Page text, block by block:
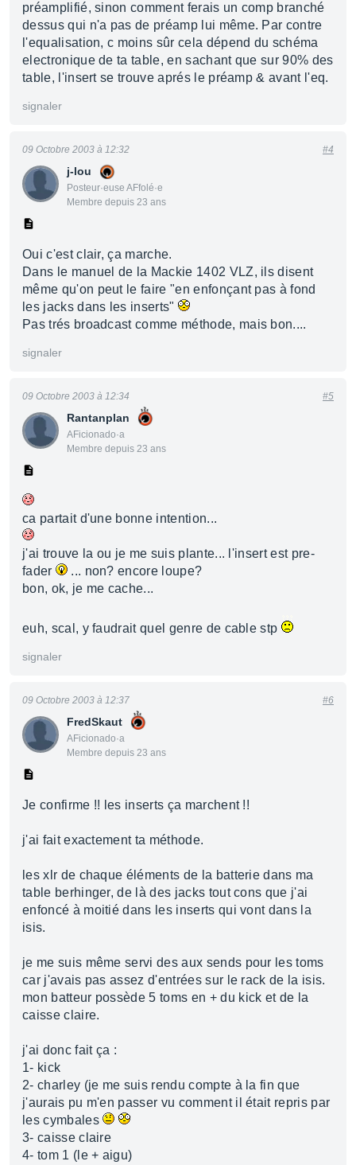
préamplifié, sinon comment ferais un comp branché
dessus qui n'a pas de préamp lui même. Par contre
l'equalisation, c moins sûr cela dépend du schéma
electronique de ta table, en sachant que sur 90% des
table, l'insert se trouve aprés le préamp & avant l'eq.
signaler
j-lou
Posteur·euse AFfolé·e
Membre depuis 23 ans
09 Octobre 2003 à 12:32 #4
Oui c'est clair, ça marche.
Dans le manuel de la Mackie 1402 VLZ, ils disent
même qu'on peut le faire "en enfonçant pas à fond
les jacks dans les inserts"
Pas trés broadcast comme méthode, mais bon....
signaler
Rantanplan
AFicionado·a
Membre depuis 23 ans
09 Octobre 2003 à 12:34 #5
ca partait d'une bonne intention...
j'ai trouve la ou je me suis plante... l'insert est pre-
fader
... non? encore loupe?
bon, ok, je me cache...
euh, scal, y faudrait quel genre de cable stp
signaler
FredSkaut
AFicionado·a
Membre depuis 23 ans
09 Octobre 2003 à 12:37 #6
Je confirme !! les inserts ça marchent !!
j'ai fait exactement ta méthode.
les xlr de chaque éléments de la batterie dans ma
table berhinger, de là des jacks tout cons que j'ai
enfoncé à moitié dans les inserts qui vont dans la
isis.
je me suis même servi des aux sends pour les toms
car j'avais pas assez d'entrées sur le rack de la isis.
mon batteur possède 5 toms en + du kick et de la
caisse claire.
j'ai donc fait ça :
1- kick
2- charley (je me suis rendu compte à la fin que
j'aurais pu m'en passer vu comment il était repris par
les cymbales
3- caisse claire
4- tom 1 (le + aigu)